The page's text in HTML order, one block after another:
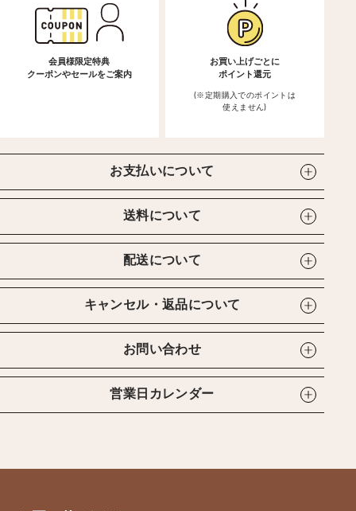
会員様限定特典
クーポンやセールをご案内
お買い上げごとに
ポイント還元
(※定期購入でのポイントは
使えません)
お支払いについて
送料について
配送について
キャンセル・返品について
お問い合わせ
営業日カレンダー